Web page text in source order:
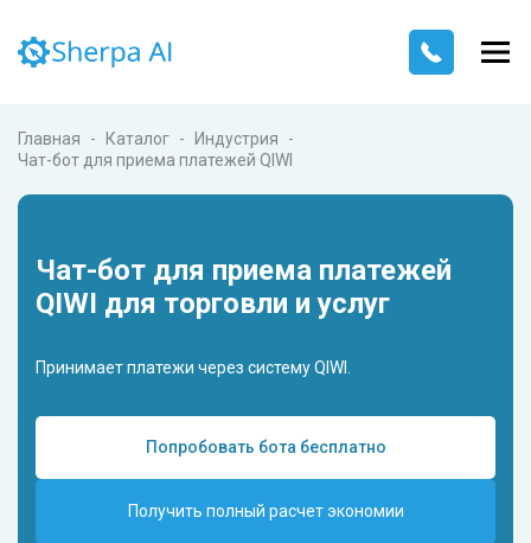
Главная Каталог
Индустрия
Чат-бот для приема платежей QIWI
Чат-бот для приема платежей
QIWI для торговли и услуг
Принимает платежи через систему QIWI.
Попробовать бота бесплатно
Получить полный расчет экономии